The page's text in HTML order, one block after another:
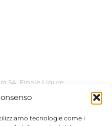
tecnologie come i
54, Finale Ligure